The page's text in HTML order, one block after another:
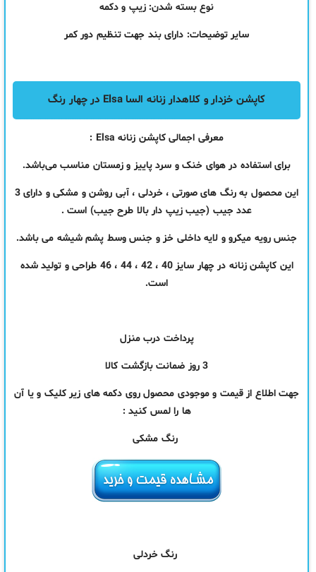
نوع بسته شدن: زیپ و دکمه
سایر توضیحات: دارای بند جهت تنظیم دور کمر
کاپشن خزدار و کلاهدار زنانه السا Elsa در چهار رنگ
معرفی اجمالی کاپشن زنانه Elsa :
برای استفاده در هوای خنک و سرد پاییز و زمستان مناسب می‌باشد.
این محصول به رنگ های صورتی ، خردلی ، آبی روشن و مشکی و دارای 3
عدد جیب (جیب زیپ دار بالا طرح جیب) است .
جنسرویه میکرو و لایه داخلی خز و جنس وسط پشم شیشه می باشد.
این کاپشن زنانه در چهار سایز 40 ، 42 ، 44 ، 46 طراحی و تولید شده
است.
پرداخت درب منزل
3 روز ضمانت بازگشت کالا
جهت اطلاع از قیمت و موجودی محصول روی دکمه های زیر کلیک و یا آن
ها را لمس کنید :
رنگ مشکی
رنگ خردلی